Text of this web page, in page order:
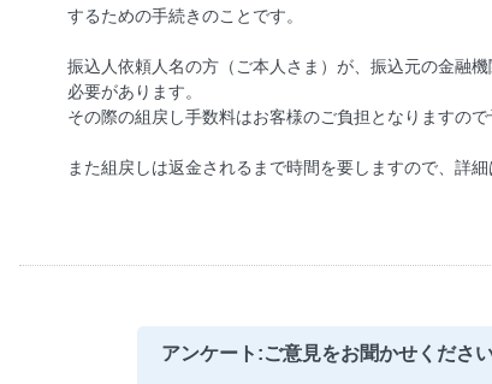
するための手続きのことです。
振込人依頼人名の方（ご本人さま）が、振込元の金融
必要があります。
その際の組戻し手数料はお客様のご負担となりますので
また組戻しは返金されるまで時間を要しますので、詳
アンケート:ご意見をお聞かせくださ